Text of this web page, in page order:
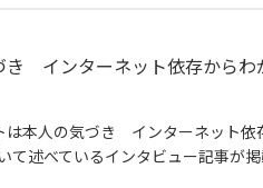
き インターネット依存からわ
本人の気づき インターネット依
述べているインタビュー記事が掲